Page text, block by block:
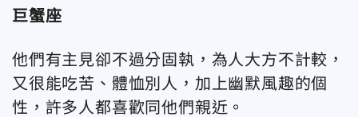
巨蟹座
他們有主見卻不過分固執，為人大方不計較，
又很能吃苦、體恤別人，加上幽默風趣的個
性，許多人都喜歡同他們親近。